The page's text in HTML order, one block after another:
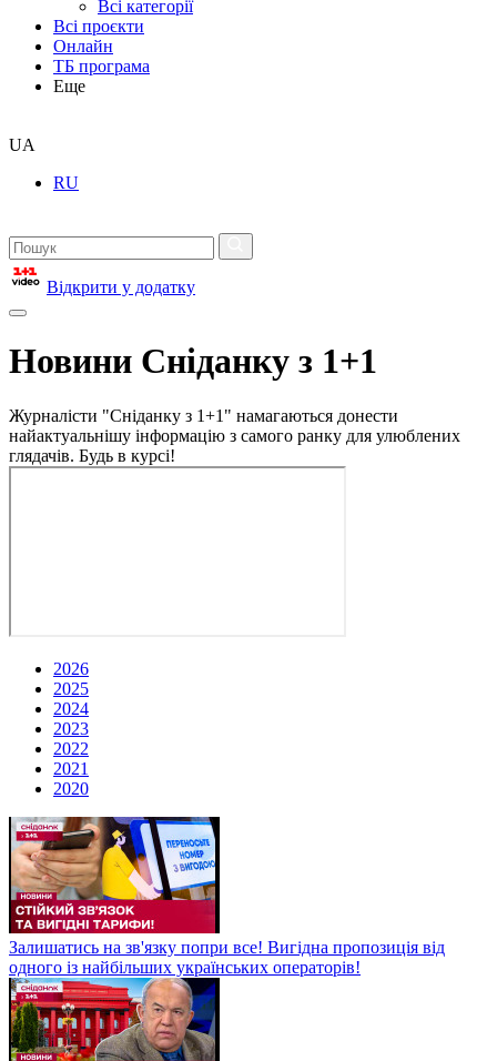
Всі категорії
Всі проєкти
Онлайн
ТБ програма
Еще
UA
RU
Відкрити у додатку
Новини Сніданку з 1+1
Журналісти "Сніданку з 1+1" намагаються донести
найактуальнішу інформацію з самого ранку для улюблених
глядачів. Будь в курсі!
2026
2025
2024
2023
2022
2021
2020
Залишатись на зв'язку попри все! Вигідна пропозиція від
одного із найбільших українських операторів!